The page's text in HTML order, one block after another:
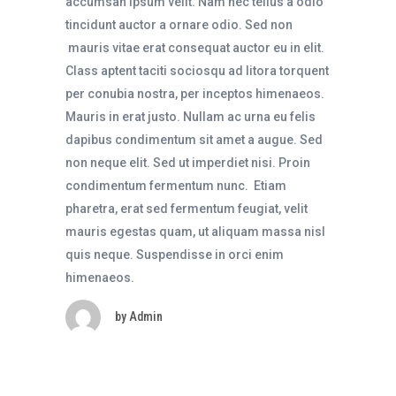
tincidunt auctor a ornare odio. Sed non
mauris vitae erat consequat auctor eu in elit.
Class aptent taciti sociosqu ad litora torquent
per conubia nostra, per inceptos himenaeos.
Mauris in erat justo. Nullam ac urna eu felis
dapibus condimentum sit amet a augue. Sed
non neque elit. Sed ut imperdiet nisi. Proin
condimentum fermentum nunc. Etiam
pharetra, erat sed fermentum feugiat, velit
mauris egestas quam, ut aliquam massa nisl
quis neque. Suspendisse in orci enim
himenaeos.
by Admin